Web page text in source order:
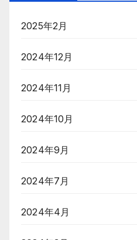
2025年2月
2024年12月
2024年11月
2024年10月
2024年9月
2024年7月
2024年4月